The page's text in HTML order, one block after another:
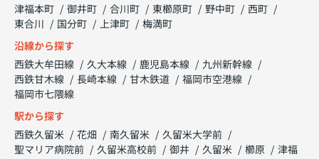
津福本町
御井町 合川町 東櫛原町 野中町
西町
東合川
国分町 上津町
梅満町
沿線から探す
西鉄大牟田線
久大本線 鹿児島本線
九州新幹線
西鉄甘木線
長崎本線 甘木鉄道
福岡市空港線
福岡市七隈線
駅から探す
西鉄久留米
花畑 南久留米
久留米大学前
聖マリア病院前
久留米高校前 御井 久留米 櫛原 津福